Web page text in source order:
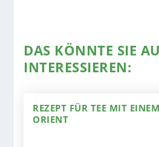
DAS KÖNNTE SIE
INTERESSIEREN:
REZEPT FÜR TEE MIT
ORIENT